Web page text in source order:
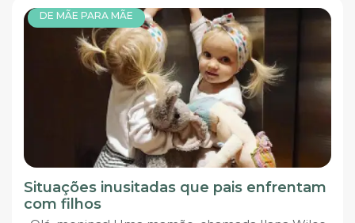
DE MÃE PARA MÃE
Situações inusitadas que pais enfrentam
com filhos